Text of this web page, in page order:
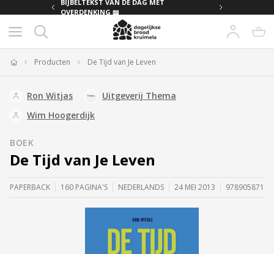
BIJBELTEKST VAN DE DAG MET
OVERDENKING 📖
Producten De Tijd van Je Leven
Ron Witjas
Uitgeverij Thema
Wim Hoogerdijk
BOEK
De Tijd van Je Leven
PAPERBACK 160 PAGINA'S NEDERLANDS 24 MEI 2013